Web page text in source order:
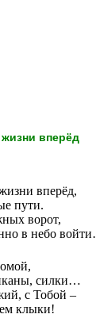
вперёд
вперёд,
пути.
ворот,
в небо
силки…
с Тобой –
клыки!